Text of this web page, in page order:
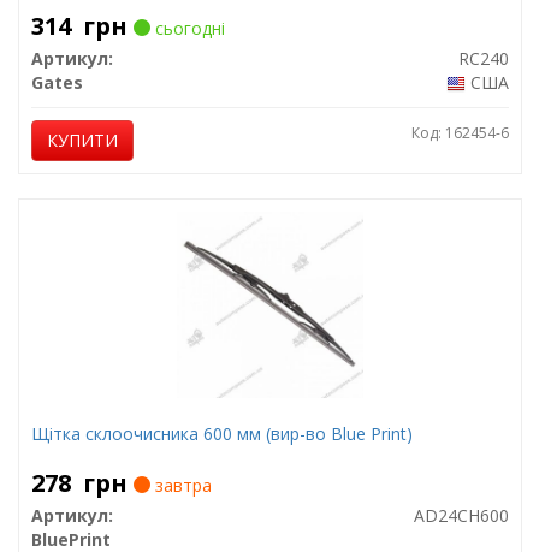
314 грн
сьогодні
Артикул:
RC240
Gates
США
КУПИТИ Код: 162454-6
Щітка склоочисника 600 мм (вир-во Blue Print)
278 грн
завтра
Артикул:
AD24CH600
BluePrint